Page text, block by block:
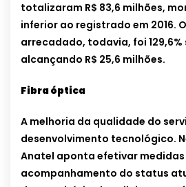
totalizaram R$ 83,6 milhões,
inferior ao registrado em 2016.
arrecadado, todavia, foi 129,6%
alcançando R$ 25,6 milhões.
Fibra óptica
A melhoria da qualidade do
desenvolvimento tecnológico.
Anatel aponta efetivar medidas
acompanhamento do status